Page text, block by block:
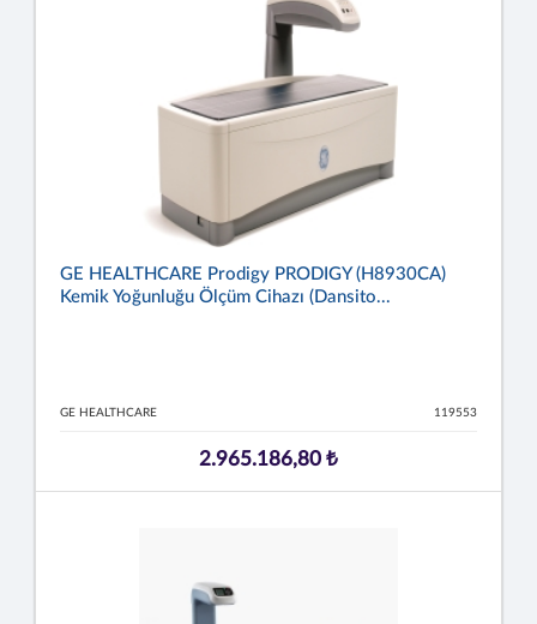
GE HEALTHCARE Prodigy PRODIGY (H8930CA)
Kemik Yoğunluğu Ölçüm Cihazı (Dansito...
GE HEALTHCARE 119553
2.965.186,80 ₺